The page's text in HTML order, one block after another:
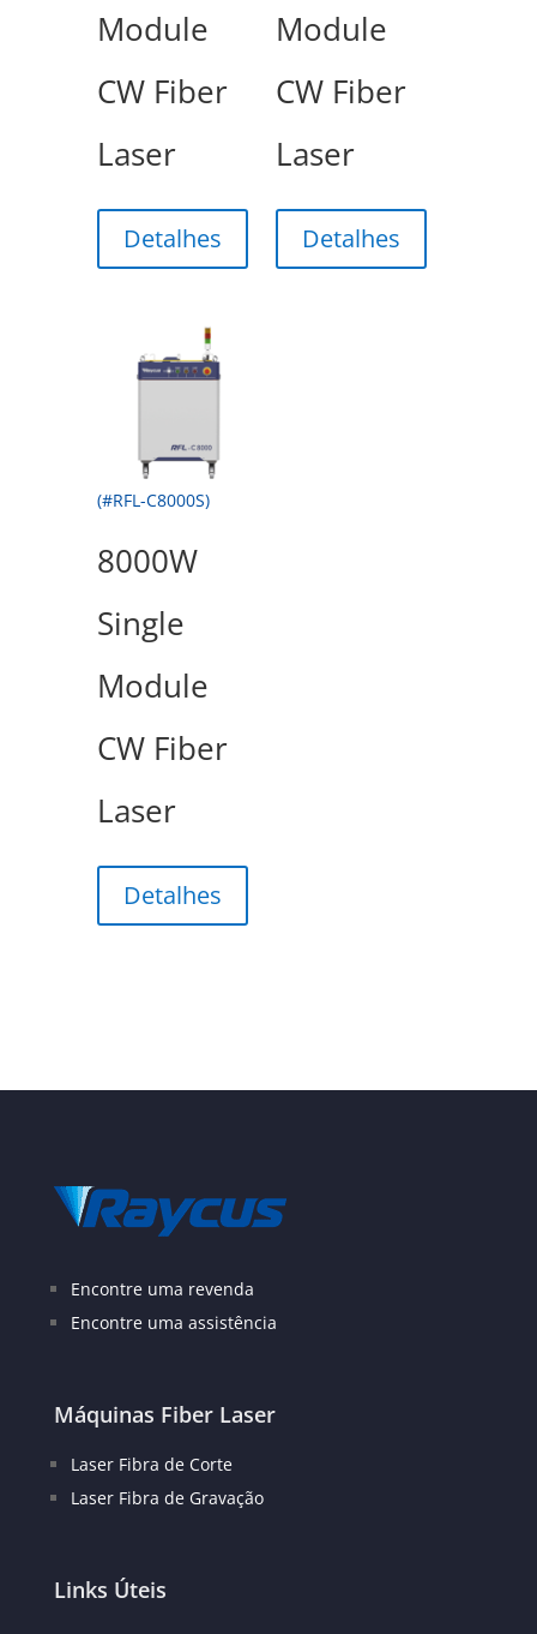
Module
CW Fiber
Laser
Detalhes
Module
CW Fiber
Laser
Detalhes
(#RFL-C8000S)
8000W
Single
Module
CW Fiber
Laser
Detalhes
Encontre uma revenda
Encontre uma assistência
Máquinas Fiber Laser
Laser Fibra de Corte
Laser Fibra de Gravação
Links Úteis